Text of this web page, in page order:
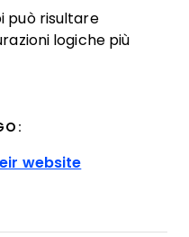
può risultare
logiche più
website